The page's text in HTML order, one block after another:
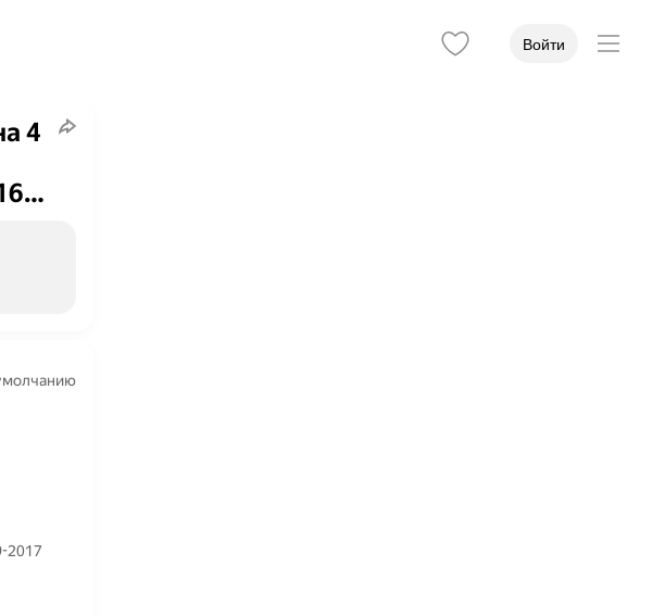
Войти
4
2017